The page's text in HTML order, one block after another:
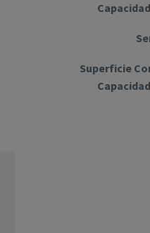
Superficie